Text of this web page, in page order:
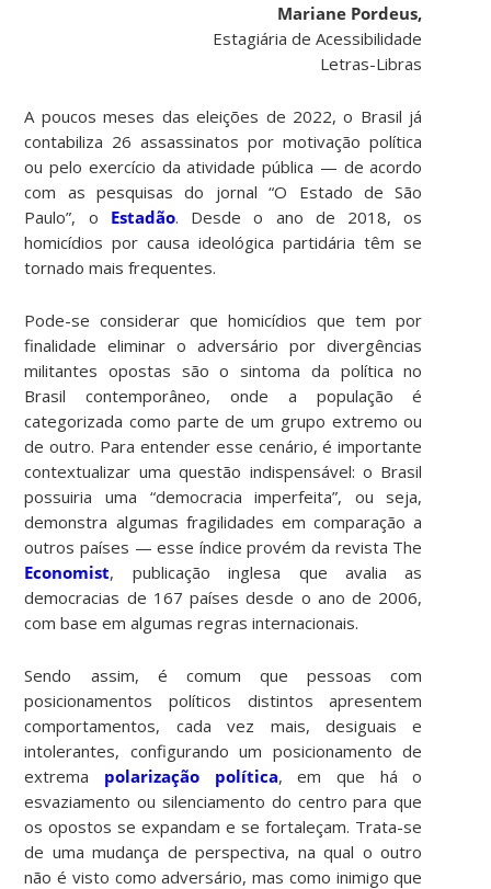
Mariane Pordeus,
Estagiária de Acessibilidade
Letras-Libras
A poucos meses das eleições de 2022, o Brasil já
contabiliza 26 assassinatos por motivação política
ou pelo exercício da atividade pública — de acordo
com as pesquisas do jornal “O Estado de São
Paulo”, o Estadão. Desde o ano de 2018, os
homicídios por causa ideológica partidária têm se
tornado mais frequentes.
Pode-se considerar que homicídios que tem por
finalidade eliminar o adversário por divergências
militantes opostas são o sintoma da política no
Brasil contemporâneo, onde a população é
categorizada como parte de um grupo extremo ou
de outro. Para entender esse cenário, é importante
contextualizar uma questão indispensável: o Brasil
possuiria uma “democracia imperfeita”, ou seja,
demonstra algumas fragilidades em comparação a
outros países — esse índice provém da revista The
Economist, publicação inglesa que avalia as
democracias de 167 países desde o ano de 2006,
com base em algumas regras internacionais.
Sendo assim, é comum que pessoas com
posicionamentos políticos distintos apresentem
comportamentos, cada vez mais, desiguais e
intolerantes, configurando um posicionamento de
extrema polarização política, em que há o
esvaziamento ou silenciamento do centro para que
os opostos se expandam e se fortaleçam. Trata-se
de uma mudança de perspectiva, na qual o outro
não é visto como adversário, mas como inimigo que